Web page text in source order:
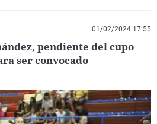
01/02/2024 17:55
pendiente del cupo
ser convocado